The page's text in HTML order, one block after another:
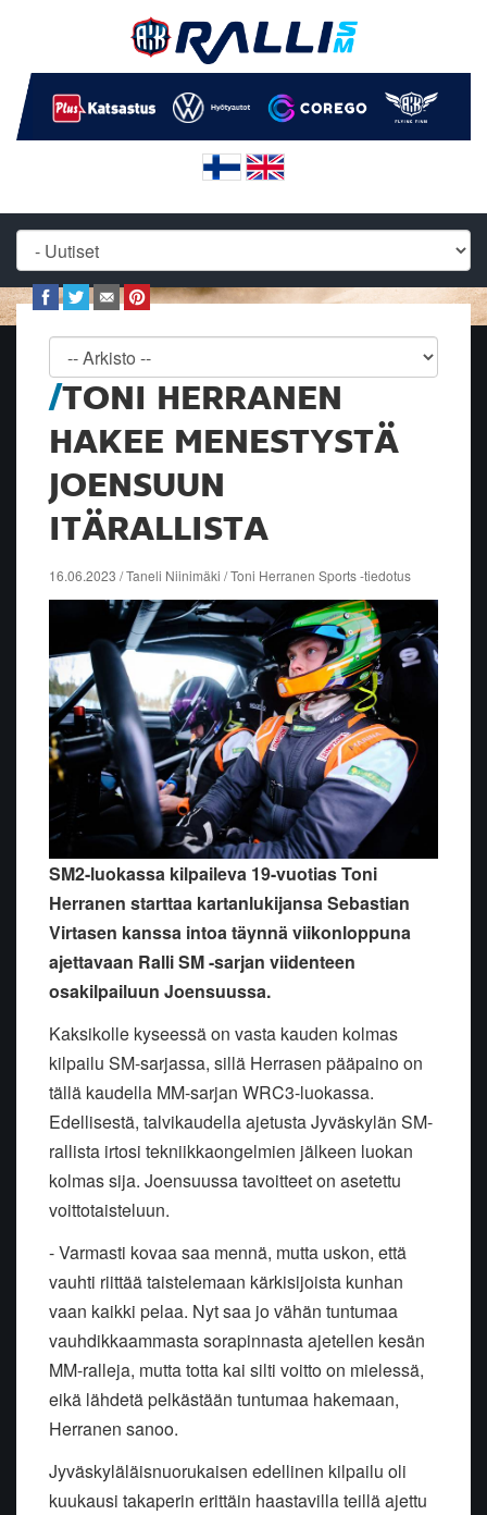
TONI HERRANEN
HAKEE MENESTYSTÄ
JOENSUUN
ITÄRALLISTA
16.06.2023 / Taneli Niinimäki / Toni Herranen Sports -tiedotus
SM2-luokassa kilpaileva 19-vuotias Toni
Herranen starttaa kartanlukijansa Sebastian
Virtasen kanssa intoa täynnä viikonloppuna
ajettavaan Ralli SM -sarjan viidenteen
osakilpailuun Joensuussa.
Kaksikolle kyseessä on vasta kauden kolmas
kilpailu SM-sarjassa, sillä Herrasen pääpaino on
tällä kaudella MM-sarjan WRC3-luokassa.
Edellisestä, talvikaudella ajetusta Jyväskylän SM-
rallista irtosi tekniikkaongelmien jälkeen luokan
kolmas sija. Joensuussa tavoitteet on asetettu
voittotaisteluun.
- Varmasti kovaa saa mennä, mutta uskon, että
vauhti riittää taistelemaan kärkisijoista kunhan
vaan kaikki pelaa. Nyt saa jo vähän tuntumaa
vauhdikkaammasta sorapinnasta ajetellen kesän
MM-ralleja, mutta totta kai silti voitto on mielessä,
eikä lähdetä pelkästään tuntumaa hakemaan,
Herranen sanoo.
Jyväskyläläisnuorukaisen edellinen kilpailu oli
kuukausi takaperin erittäin haastavilla teillä ajettu